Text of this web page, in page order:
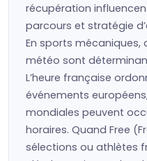
récupération
parcours et stratégie
En sports mécaniques,
météo sont
L’heure française
événements
mondiales peuvent
horaires. Quand Free
sélections ou athlètes